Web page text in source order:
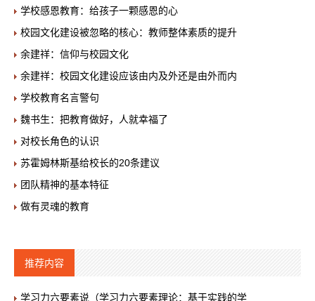
学校感恩教育：给孩子一颗感恩的心
校园文化建设被忽略的核心：教师整体素质的提升
余建祥：信仰与校园文化
余建祥：校园文化建设应该由内及外还是由外而内
学校教育名言警句
魏书生：把教育做好，人就幸福了
对校长角色的认识
苏霍姆林斯基给校长的20条建议
团队精神的基本特征
做有灵魂的教育
推荐内容
学习力六要素说（学习力六要素理论：基于实践的学